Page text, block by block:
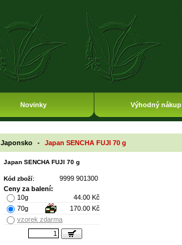
Novinky Výhodný nákup
Japonsko - Japan SENCHA FUJI 70 g
Japan SENCHA FUJI 70 g
Kód zboží:
9999 901300
Ceny za balení:
10g
44.00 Kč
70g
170.00 Kč
vzorek zdarma